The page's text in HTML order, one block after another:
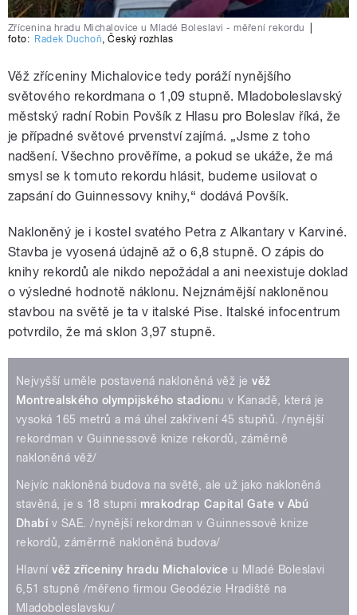
Zřícenina hradu Michalovice u Mladé Boleslavi - měření rekordu
foto: Radek Duchoň,Český rozhlas
Věž zříceniny Michalovice tedy poráží nynějšího
světového rekordmana o 1,09 stupně. Mladoboleslavský
městský radní Robin Povšík z Hlasu pro Boleslav říká, že
je případné světové prvenství zajímá. „Jsme z toho
nadšení. Všechno prověříme, a pokud se ukáže, že má
smysl se k tomuto rekordu hlásit, budeme usilovat o
zapsání do Guinnessovy knihy,“ dodává Povšík.
Nakloněný je i kostel svatého Petra z Alkantary v Karviné.
Stavba je vyosená údajně až o 6,8 stupně. O zápis do
knihy rekordů ale nikdo nepožádal a ani neexistuje doklad
o výsledné hodnotě náklonu. Nejznámější nakloněnou
stavbou na světě je ta v italské Pise. Italské infocentrum
potvrdilo, že má sklon 3,97 stupně.
Nejvyšší uměle postavená nakloněná věž jevěž
Montrealského olympijského stadionu v Kanadě, která je
vysoká 165 metrů a má úhel zakřivení 45 stupňů. /nynější
rekordman v Guinnessově knize rekordů, záměrně
nakloněná věž/
Nejvíc nakloněná budova na světě, ale už jako nakloněná
stavěná, je s 18 stupni mrakodrap Capital Gate v Abú
Dhabív SAE. /nynější rekordman v Guinnessově knize
rekordů, záměrrně nakloněná budova/
Hlavnívěž zříceniny hradu Michalovice u Mladé Boleslavi
6,51 stupně /měřeno firmou Geodézie Hradiště na
Mladoboleslavsku/